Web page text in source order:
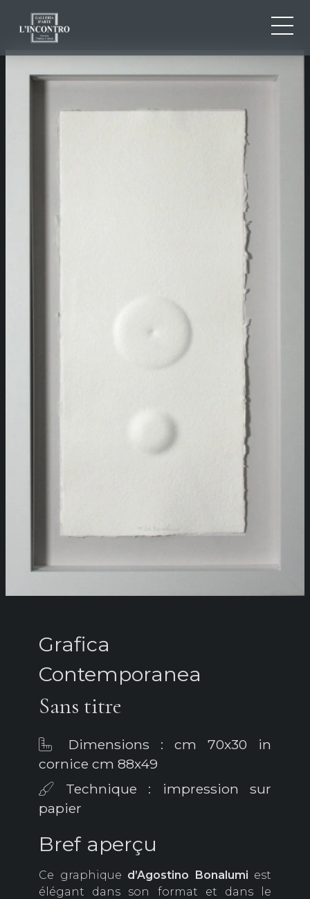
IT
QUI SOMMES-NOU
Grafica
Contemporanea
Sans titre
Dimensions : cm 70x30 in
cornice cm 88x49
Technique : impression sur
papier
Bref aperçu
Ce graphique d’Agostino Bonalumi est
élégant dans son format et dans le